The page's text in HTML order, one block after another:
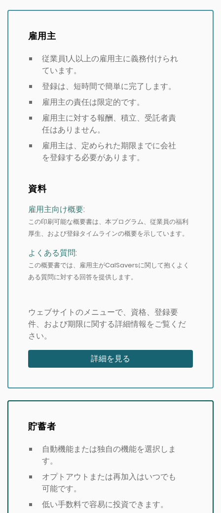
雇用主
従業員1人以上の雇用主に義務付けられ
ています。
登録は、短時間で簡単に完了します。
雇用主の責任は限定的です。
雇用主に対する報酬、積立、受託者責
任はありません。
雇用主は、定められた期限までに会社
を登録する必要があります。
資料
雇用主向け概要:
この印刷可能な概要書は、本プログラム、従業員の福利
厚生、および登録タイムラインの概要を示しています。
よくある質問:
この概要書では、雇用主がCalSaversに関して抱くよく
ある質問に対する回答を提供します。
ウェブサイトのメニューで、資格、登録要
件、および期限に関する詳細情報をご覧くだ
さい。
詳細を見る
貯蓄者
自動機能または独自の機能を選択しま
す。
オプトアウトまたは再加入はいつでも
可能です。
低い手数料で容易に投資できます。